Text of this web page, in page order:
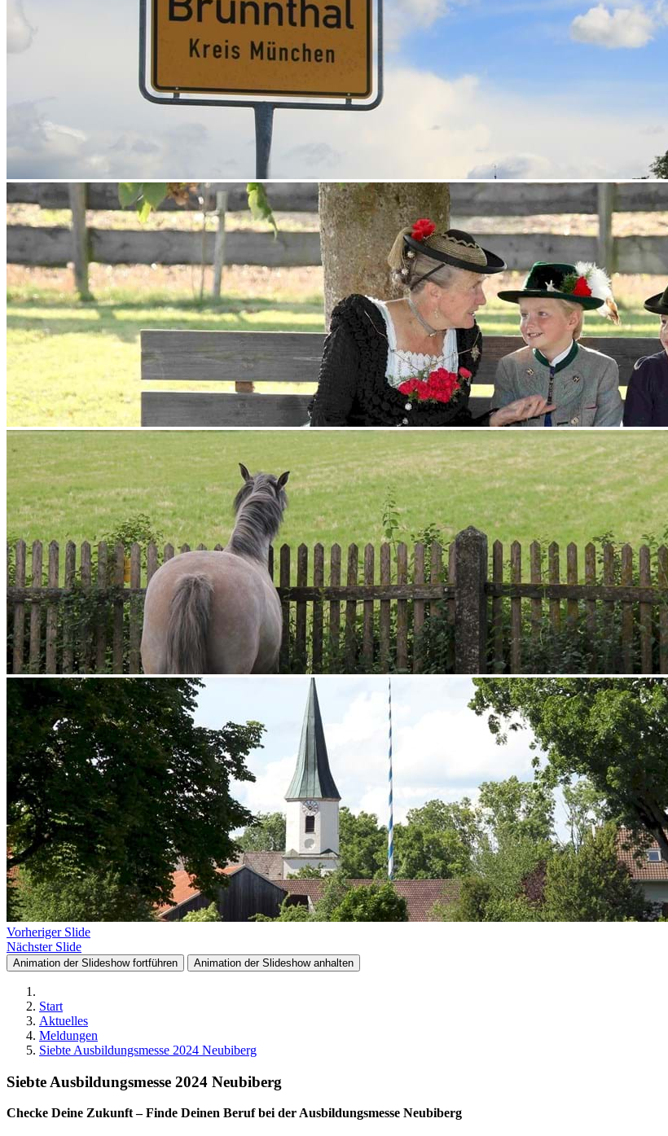
Vorheriger Slide
Nächster Slide
Animation der Slideshow fortführen Animation der Slideshow anhalten
Start
Aktuelles
Meldungen
Siebte Ausbildungsmesse 2024 Neubiberg
Siebte Ausbildungsmesse 2024 Neubiberg
Checke Deine Zukunft – Finde Deinen Beruf bei der Ausbildungsmesse Neubiberg